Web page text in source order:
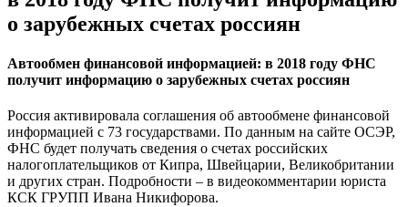
о зарубежных счетах россиян
Автообмен финансовой информацией: в 2018 году ФНС
получит информацию о зарубежных счетах россиян
Россия активировала соглашения об автообмене финансовой
информацией с 73 государствами. По данным на сайте ОСЭР,
ФНС будет получать сведения о счетах российских
налогоплательщиков от Кипра, Швейцарии, Великобритании
и других стран. Подробности – в видеокомментарии юриста
КСК ГРУПП Ивана Никифорова.